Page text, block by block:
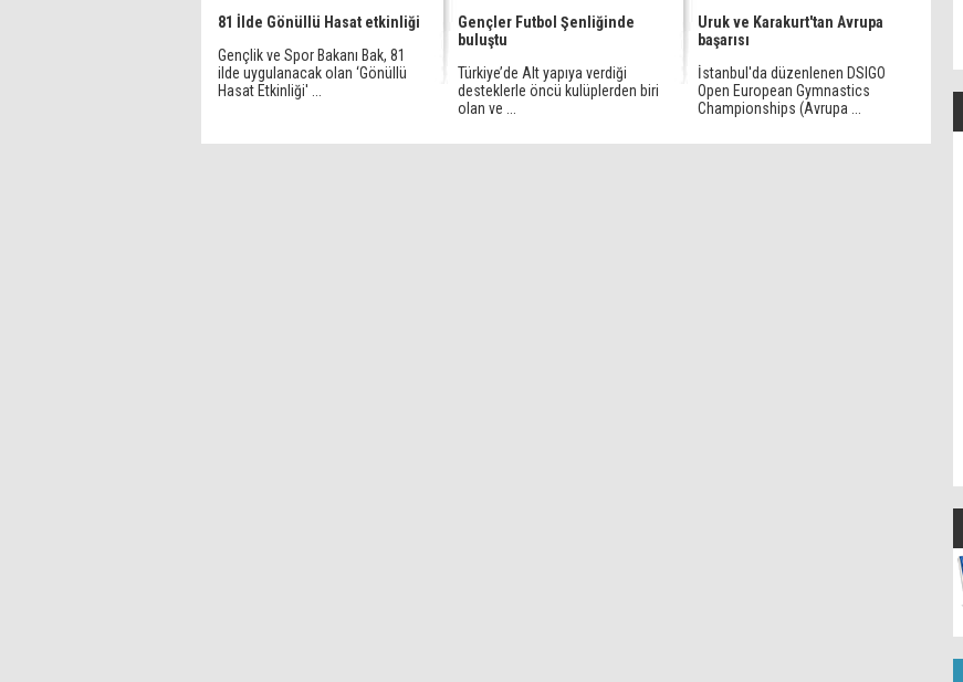
81 İlde Gönüllü Hasat etkinliği
Gençlik ve Spor Bakanı Bak, 81
ilde uygulanacak olan ‘Gönüllü
Hasat Etkinliği' ...
Gençler Futbol Şenliğinde
buluştu
Türkiye’de Alt yapıya verdiği
desteklerle öncü kulüplerden biri
olan ve ...
Uruk ve Karakurt'tan Avrupa
başarısı
İstanbul'da düzenlenen DSIGO
Open European Gymnastics
Championships (Avrupa ...